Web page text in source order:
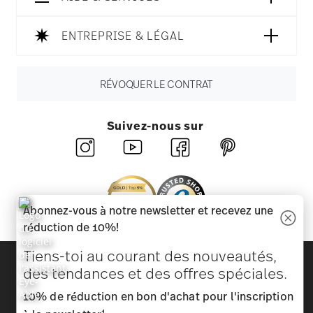
ENTREPRISE & LÉGAL
RÉVOQUER LE CONTRAT
Suivez-nous sur
Découvrez toutes nos marques
Beauté et fonctionnalité pour votre maison
Homepage CGV
Abonnez-vous à notre newsletter et recevez une
réduction de 10%!
Tiens-toi au courant des nouveautés,
des tendances et des offres spéciales.
10% de réduction en bon d'achat pour l'inscription